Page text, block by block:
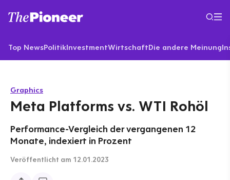
Top NewsPolitikInvestmentWirtschaftDie andere Meinung
Graphics
Meta Platforms vs. WTI Rohöl
Performance-Vergleich der vergangenen 12
Monate, indexiert in Prozent
Veröffentlicht am 12.01.2023